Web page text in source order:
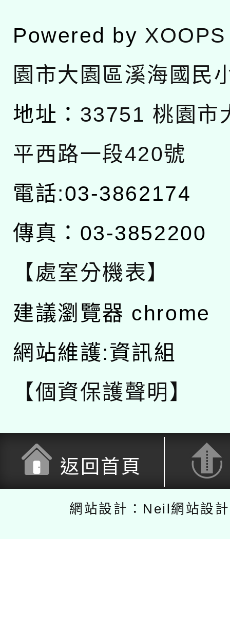
Powered by XOOPS
園市大園區溪海國民
地址： 33751 桃園市
平西路一段420號
電話:03-3862174
傳真：03-3852200
【處室分機表】
建議瀏覽器 chrome
網站維護:資訊組
【個資保護聲明】
返回首頁
網站設計：Neil網站設